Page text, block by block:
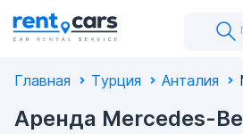
Главная Турция Анталия
Аренда Mercedes-